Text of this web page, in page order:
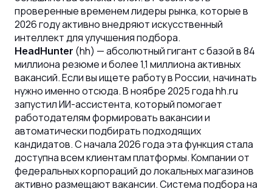
проверенные временем лидеры рынка, которые в
2026 году активно внедряют искусственный
интеллект для улучшения подбора.
HeadHunter (hh) — абсолютный гигант с базой в 84
миллиона резюме и более 1,1 миллиона активных
вакансий. Если вы ищете работу в России, начинать
нужно именно отсюда. В ноябре 2025 года hh.ru
запустил ИИ-ассистента, который помогает
работодателям формировать вакансии и
автоматически подбирать подходящих
кандидатов. С начала 2026 года эта функция стала
доступна всем клиентам платформы. Компании от
федеральных корпораций до локальных магазинов
активно размещают вакансии. Система подбора на